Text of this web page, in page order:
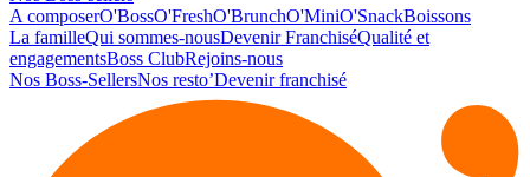
A composerO'BossO'FreshO'BrunchO'MiniO'SnackBoissons
La familleQui sommes-nousDevenir FranchiséQualité et
engagementsBoss ClubRejoins-nous
Nos Boss-SellersNos resto’Devenir franchisé